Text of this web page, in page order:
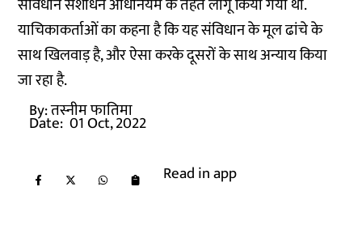
संविधान संशोधन अधिनियम के तहत लागू किया गया था.
याचिकाकर्ताओं का कहना है कि यह संविधान के मूल ढांचे के
साथ खिलवाड़ है, और ऐसा करके दूसरों के साथ अन्याय किया
जा रहा है.
By:तस्नीम फातिमा
Date: 01 Oct, 2022
Read in app